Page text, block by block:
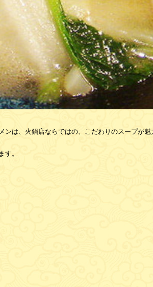
は、火鍋店ならではの、こだわりのスープが魅
す。